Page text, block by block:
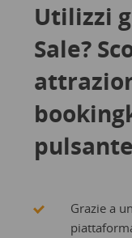
Utilizzi
Sale?
Grazie a